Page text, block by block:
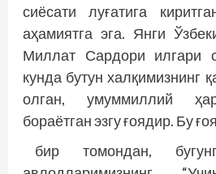
сиёсати луғатига
аҳамиятга эга. Янги
Миллат Сардори илгари
кунда бутун халқимизнинг
олган, умуммиллий
бораётган эзгу ғоядир. Бу
бир томондан,